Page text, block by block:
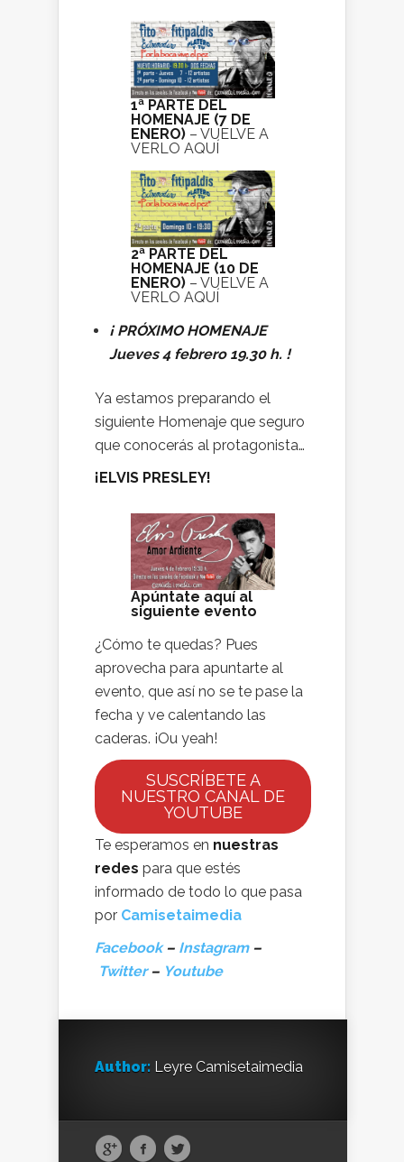
1ª PARTE DEL
HOMENAJE (7 DE
ENERO) – VUELVE A
VERLO AQUÍ
2ª PARTE DEL
HOMENAJE (10 DE
ENERO) – VUELVE A
VERLO AQUÍ
¡ PRÓXIMO HOMENAJE
Jueves 4 febrero 19.30 h. !
Ya estamos preparando el
siguiente Homenaje que seguro
que conocerás al protagonista…
¡ELVIS PRESLEY!
Apúntate aquí al
siguiente evento
¿Cómo te quedas? Pues
aprovecha para apuntarte al
evento, que así no se te pase la
fecha y ve calentando las
caderas. ¡Ou yeah!
SUSCRÍBETE A
NUESTRO CANAL DE
YOUTUBE
Te esperamos en nuestras
redes para que estés
informado de todo lo que pasa
por Camisetaimedia
Facebook– Instagram–
Twitter– Youtube
Author: Leyre Camisetaimedia